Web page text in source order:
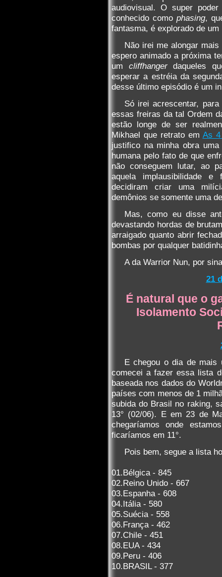
audiovisual. O super
conhecido como phasing,
fantasma, é explorado de
Não irei me alongar
espero animado a próxima
um cliffhangerdaqueles
esperar a estréia da
desse último episódio é um
Só irei acrescentar,
essas freiras da tal Ordem
estão longe de ser
Mikhael que retrato em As 4
justifico na minha obra
humana pelo fato de que
não conseguem lutar, ao
aquela implausibilidade
decidiram criar uma
demônios se somente uma
Mas, como eu disse
devastando hordas de
arraigado quanto abrir
bombas por qualquer
A da Warrior Nun, por
21
É natural que o
Isolamento
E chegou o dia de mais
comecei a fazer essa lista
baseada nos dados do
países com menos de 1
subida do Brasil no raking,
13° (02/06). E em 23 de
chegaríamos onde
ficaríamos em 11°.
Pois bem, segue a lista
01.Bélgica - 845
02.Reino Unido - 667
03.Espanha - 608
04.Itália - 580
05.Suécia - 558
06.França - 462
07.Chile - 451
08.EUA - 434
09.Peru - 406
10.BRASIL - 377